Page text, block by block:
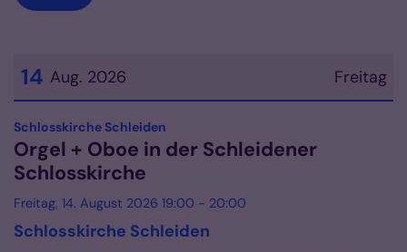
Freitag
14 Aug. 2026
Datum: 14. August 2026
Schlosskirche Schleiden
Orgel + Oboe in der Schleidener
Schlosskirche
Freitag, 14. August 2026 19:00 - 20:00
Schlosskirche Schleiden